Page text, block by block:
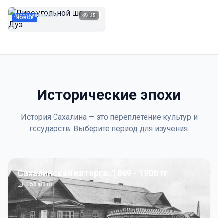
НОВОЕ 1923
Автор неизвестен 35
Исторические эпохи
История Сахалина — это переплетение культур и
государств. Выберите период для изучения.
Сахалинская каторга: 1869 - 1906 гг
156фото